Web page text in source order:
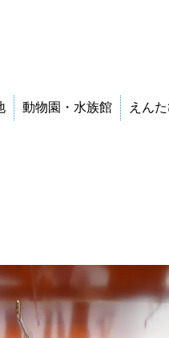
動物園・水族館 えん